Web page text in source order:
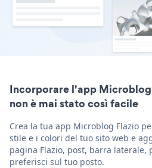
Incorporare l'app
non è mai stato così facile
Crea la tua app Microblog Flazio
stile e i colori del tuo sito web e
pagina Flazio, post, barra laterale,
preferisci sul tuo posto.